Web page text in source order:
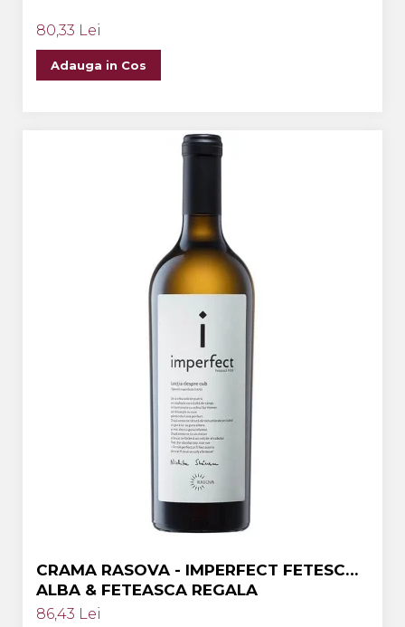
80,33 Lei
Adauga in Cos
CRAMA RASOVA - IMPERFECT FETESCA
ALBA & FETEASCA REGALA
86,43 Lei